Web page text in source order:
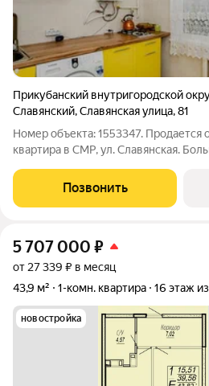
Прикубанский внутригородской
Славянский,Славянская улица,81
Номер объекта: 1553347. Продается
квартира в СМР, ул. Славянская.
Мебель и техника остаются по
выходят во двор, тихий и
Позвонить
5 707 000 ₽
от 27 339 ₽ в месяц
43,9 м²
1-комн. квартира 16 этаж
новостройка